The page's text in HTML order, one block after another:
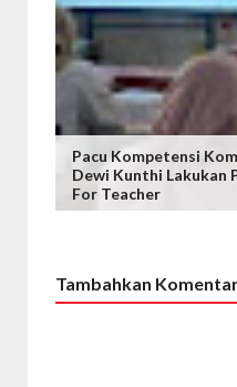
Pacu Kompetensi
Dewi Kunthi Lakukan
For Teacher
Tambahkan